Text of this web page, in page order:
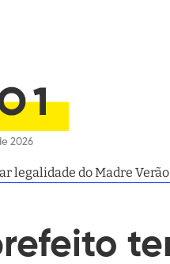
2026
legalidade do Madre Verão